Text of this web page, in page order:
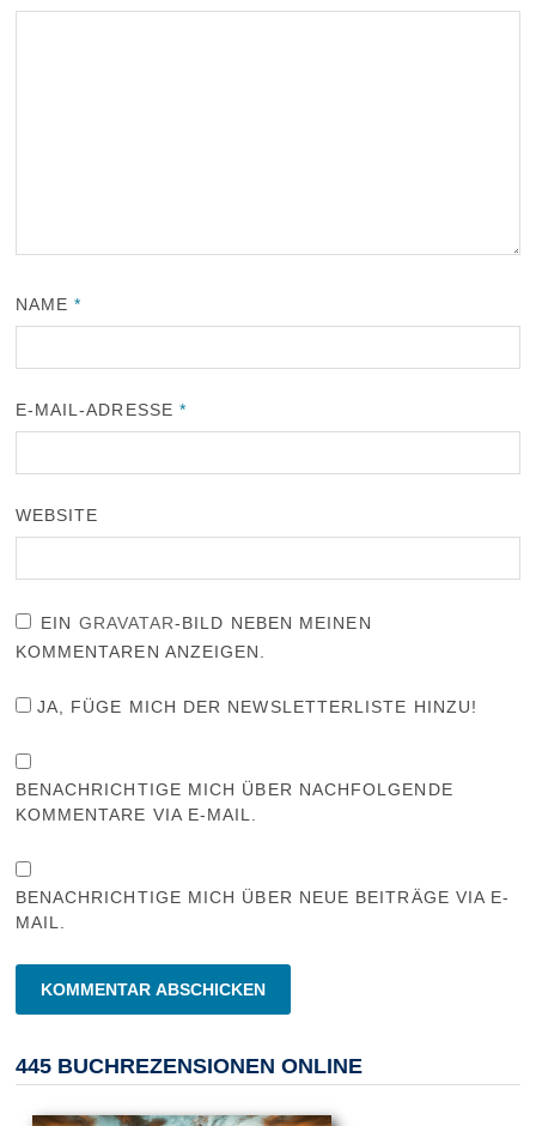
NAME*
E-MAIL-ADRESSE *
WEBSITE
EIN GRAVATAR-BILD NEBEN MEINEN
KOMMENTAREN ANZEIGEN.
JA, FÜGE MICH DER NEWSLETTERLISTE HINZU!
BENACHRICHTIGE MICH ÜBER NACHFOLGENDE
KOMMENTARE VIA E-MAIL.
BENACHRICHTIGE MICH ÜBER NEUE BEITRÄGE VIA E-
MAIL.
445 BUCHREZENSIONEN ONLINE